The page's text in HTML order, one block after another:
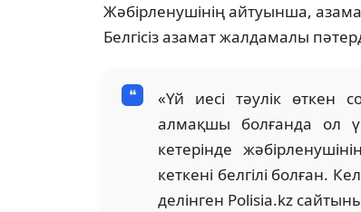
Жәбірленушінің айтуынша,
Белгісіз азамат жалдамалы
«Үй иесі тәулік өткен
алмақшы болғанда ол
кетерінде
кеткені белгілі болған.
делінген Polisia.kz